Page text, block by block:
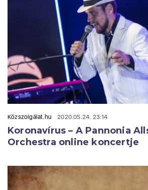
Közszolgálat.hu 2020.05.24. 23:14
Koronavírus – A Pannonia
Orchestra online koncertje